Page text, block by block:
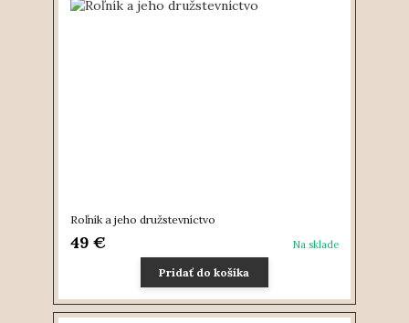
Roľník a jeho družstevníctvo
49 € Na sklade
Pridať do košíka